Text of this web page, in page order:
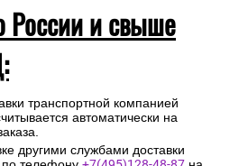
России и свыше
транспортной компанией
автоматически на
другими службами доставки